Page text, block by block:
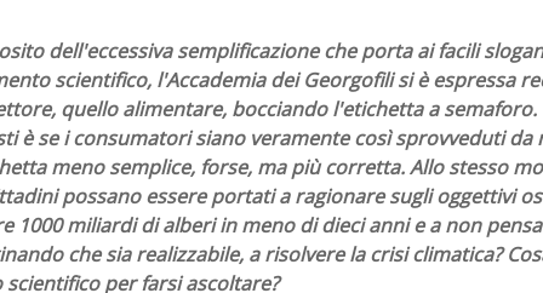
dell'eccessiva semplificazione che porta ai facili
scientifico, l'Accademia dei Georgofili si è espressa
quello alimentare, bocciando l'etichetta a semaforo.
è se i consumatori siano veramente così sprovveduti
meno semplice, forse, ma più corretta. Allo stesso
possano essere portati a ragionare sugli oggettivi
1000 miliardi di alberi in meno di dieci anni e a non
che sia realizzabile, a risolvere la crisi climatica?
per farsi ascoltare?